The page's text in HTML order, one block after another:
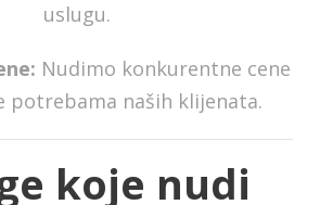
uslugu.
Nudimo konkurentne cene
potrebama naših klijenata.
koje nudi